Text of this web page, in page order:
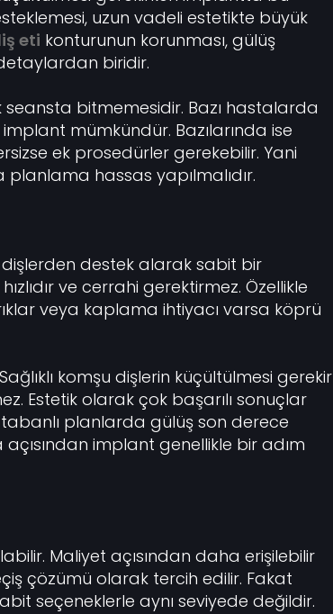
uzun vadeli estetikte büyük
eti konturunun korunması, gülüş
detaylardan biridir.
bitmemesidir. Bazı hastalarda
mümkündür. Bazılarında ise
ek prosedürler gerekebilir. Yani
hassas yapılmalıdır.
dişlerden destek alarak sabit bir
ve cerrahi gerektirmez. Özellikle
veya kaplama ihtiyacı varsa köprü
komşu dişlerin küçültülmesi gerekir
Estetik olarak çok başarılı sonuçlar
tabanlı planlarda gülüş son derece
implant genellikle bir adım
Maliyet açısından daha erişilebilir
çözümü olarak tercih edilir. Fakat
seçeneklerle aynı seviyede değildir.